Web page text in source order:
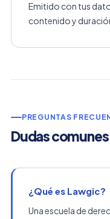
Emitido con tus
contenido y
PREGUNTAS
Dudas comunes
¿Qué es Lawgic?
Una escuela de